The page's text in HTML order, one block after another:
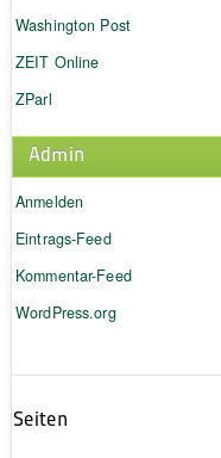
Washington Post
ZEIT Online
ZParl
Admin
Anmelden
Eintrags-Feed
Kommentar-Feed
WordPress.org
Seiten